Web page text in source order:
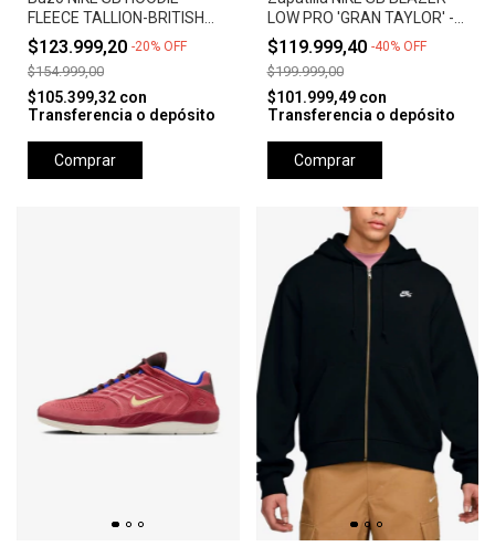
FLEECE TALLION-BRITISH
TAN
$123.999,20 -20% OFF
$154.999,00
$105.399,32 con
Transferencia o depósito
Comprar
LOW PRO 'GRAN TAYLOR' -
SUMMIT WHITE
$119.999,40 -40% OFF
$199.999,00
$101.999,49 con
Transferencia o depósito
Comprar